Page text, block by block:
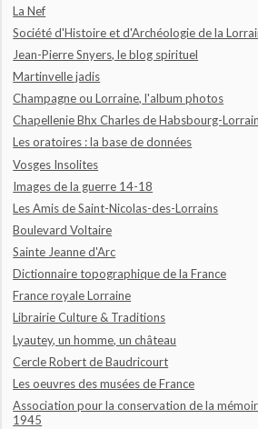
La Nef
Société d'Histoire et d'Archéologie de la
Jean-Pierre Snyers, le blog spirituel
Martinvelle jadis
Champagne ou Lorraine, l'album photos
Chapellenie Bhx Charles de Habsbourg-
Les oratoires : la base de données
Vosges Insolites
Images de la guerre 14-18
Les Amis de Saint-Nicolas-des-Lorrains
Boulevard Voltaire
Sainte Jeanne d'Arc
Dictionnaire topographique de la France
France royale Lorraine
Librairie Culture & Traditions
Lyautey, un homme, un château
Cercle Robert de Baudricourt
Les oeuvres des musées de France
Association pour la conservation de la
1945